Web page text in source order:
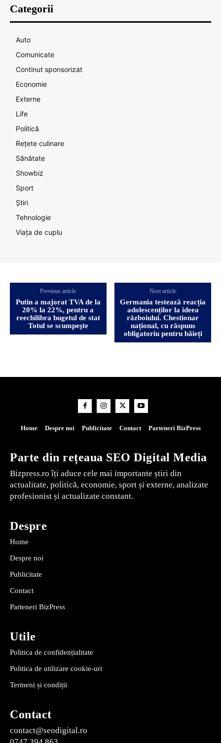
Categorii
Auto
Comunicate
Continut sponsorizat
Economie
Externe
Life
Politică
Rețete culinare
Sănătate
Showbiz
Sport
Știri
Tehnologie
Viața de cuplu
Previous article
Putin a majorat TVA de la
20% la 22%, pentru a
reechilibra bugetul de stat
Totul se scumpeşte
Next article
Germania testează reacția
adolescenților la ideea
războiului. Chestionar
național, cu răspuns
obligatoriu pentru băieți
Home Despre noi Publicitate Contact Parteneri BizPress
Parte din rețeaua SEO Digital Media
Bizpress.ro îți aduce cele mai importante știri din
actualitate, politică, economie, sport și externe, analizate
profesionist și actualizate constant.
Despre
Home
Despre noi
Publicitate
Contact
Parteneri BizPress
Utile
Politica de confidențialitate
Politica de utilizare cookie-uri
Termeni și condiții
Contact
contact@seodigital.ro